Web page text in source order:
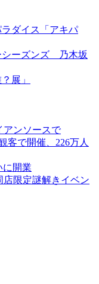
ラダイス「アキパ
シーズンズ 乃木坂
展」
アンソースで
客で開催、226万人
に開業
限定謎解きイベン